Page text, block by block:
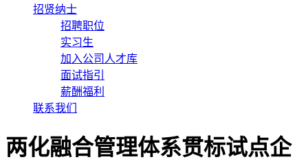
招贤纳士
招聘职位
实习生
加入公司人才库
面试指引
薪酬福利
联系我们
两化融合管理体系贯标试点企